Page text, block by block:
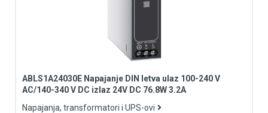
ABLS1A24030E Napajanje DIN letva ulaz 100-240 V
AC/140-340 V DC izlaz 24V DC 76.8W 3.2A
Napajanja, transformatori i UPS-ovi